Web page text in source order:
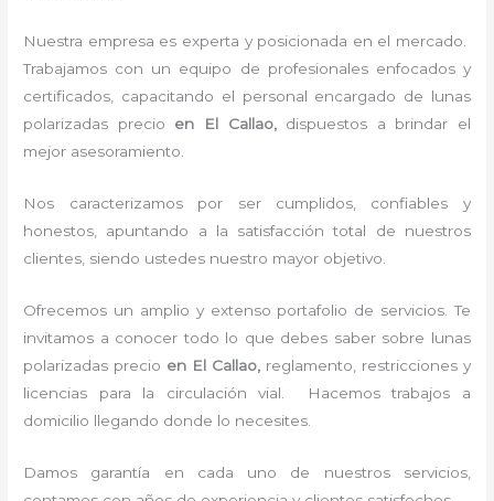
Nuestra empresa es experta y posicionada en el mercado.
Trabajamos con un equipo de profesionales enfocados y
certificados, capacitando el personal encargado de lunas
polarizadas precio en El Callao, dispuestos a brindar el
mejor asesoramiento.
Nos caracterizamos por ser cumplidos, confiables y
honestos, apuntando a la satisfacción total de nuestros
clientes, siendo ustedes nuestro mayor objetivo.
Ofrecemos un amplio y extenso portafolio de servicios. Te
invitamos a conocer todo lo que debes saber sobre lunas
polarizadas precio en El Callao, reglamento, restricciones y
licencias para la circulación vial. Hacemos trabajos a
domicilio llegando donde lo necesites.
Damos garantía en cada uno de nuestros servicios,